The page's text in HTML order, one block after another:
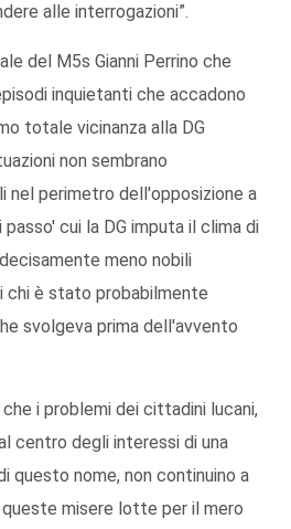
alle interrogazioni”.
del M5s Gianni Perrino che
inquietanti che accadono
totale vicinanza alla DG
non sembrano
nel perimetro dell'opposizione a
cui la DG imputa il clima di
meno nobili
chi è stato probabilmente
svolgeva prima dell'avvento
i problemi dei cittadini lucani,
centro degli interessi di una
questo nome, non continuino a
misere lotte per il mero